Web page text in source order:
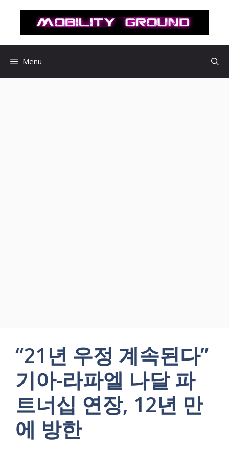
로
Menu
“21년 우정 계속된다”
기아-라파엘 나달 파
트너십 연장, 12년 만
에 방한